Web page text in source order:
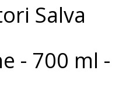
Salva
- 700 ml -